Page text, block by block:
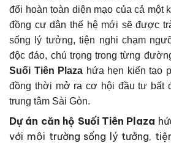
đổi hoàn toàn diện mạo của cả một
đồng cư dân thế hệ mới sẽ được
sống lý tưởng, tiện nghi chạm
độc đáo, chú trọng trong từng
Suối Tiên Plaza hứa hẹn kiến tạo
đồng thời mở ra cơ hội đầu tư bất
trung tâm Sài Gòn.
Dự án căn hộ Suối Tiên Plaza
với môi trường sống lý tưởng,